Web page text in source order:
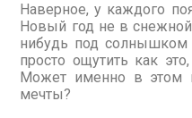
Наверное, у каждого
Новый год не в
нибудь под
просто ощутить как
Может именно в этом
мечты?